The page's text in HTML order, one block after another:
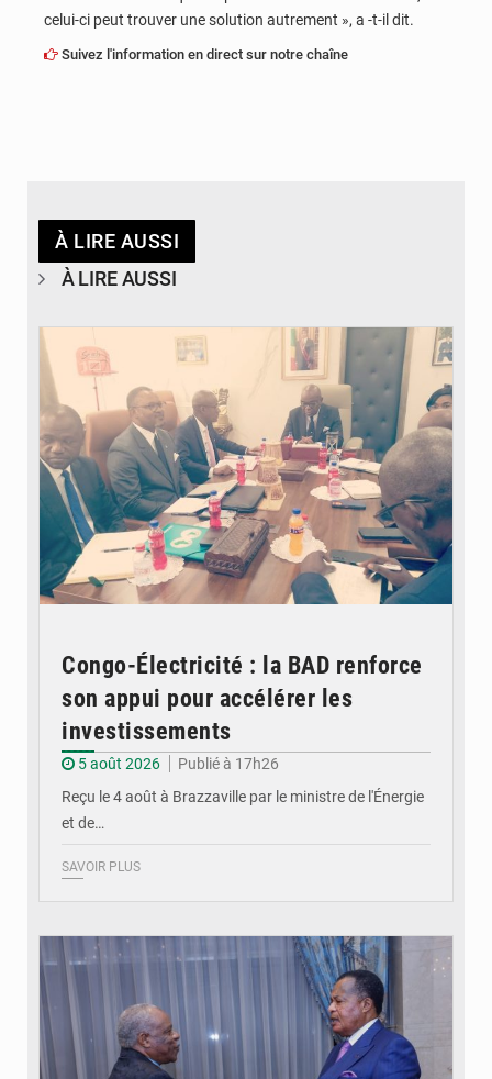
celui-ci peut trouver une solution autrement », a -t-il dit.
Suivez l'information en direct sur notre chaîne
À LIRE AUSSI
À LIRE AUSSI
Congo-Électricité : la BAD renforce
son appui pour accélérer les
investissements
5 août 2026
Publié à 17h26
Reçu le 4 août à Brazzaville par le ministre de l'Énergie
et de…
SAVOIR PLUS